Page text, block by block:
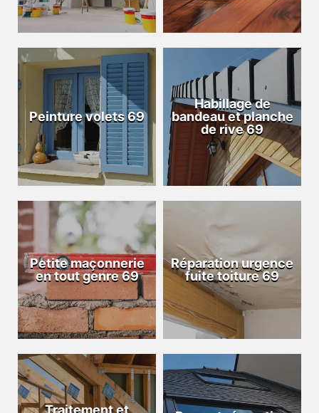
Peinture volets 69
Habillage de
bandeau et planche
de rive 69
Petite maçonnerie
en tout genre 69
Réparation urgence
fuite toiture 69
Traitement et